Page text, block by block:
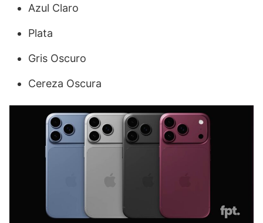
Azul Claro
Plata
Gris Oscuro
Cereza Oscura